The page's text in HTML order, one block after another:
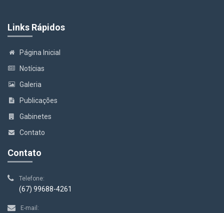
Links Rápidos
Página Inicial
Notícias
Galeria
Publicações
Gabinetes
Contato
Contato
Telefone:
(67) 99688-4261
E-mail: